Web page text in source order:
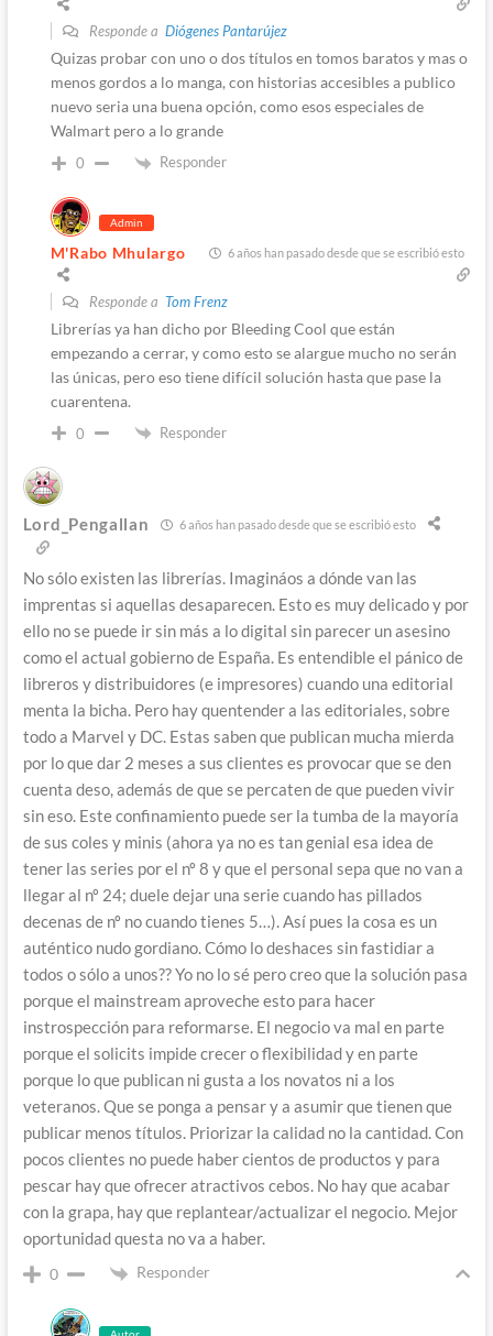
Responde a Diógenes Pantarújez
Quizas probar con uno o dos títulos en tomos baratos y mas o
menos gordos a lo manga, con historias accesibles a publico
nuevo seria una buena opción, como esos especiales de
Walmart pero a lo grande
0 Responder
Admin
M'Rabo Mhulargo 6 años han pasado desde que se escribió esto
Responde a Tom Frenz
Librerías ya han dicho por Bleeding Cool que están
empezando a cerrar, y como esto se alargue mucho no serán
las únicas, pero eso tiene difícil solución hasta que pase la
cuarentena.
0 Responder
Lord_Pengallan 6 años han pasado desde que se escribió esto
No sólo existen las librerías. Imagináos a dónde van las
imprentas si aquellas desaparecen. Esto es muy delicado y por
ello no se puede ir sin más a lo digital sin parecer un asesino
como el actual gobierno de España. Es entendible el pánico de
libreros y distribuidores (e impresores) cuando una editorial
menta la bicha. Pero hay quentender a las editoriales, sobre
todo a Marvel y DC. Estas saben que publican mucha mierda
por lo que dar 2 meses a sus clientes es provocar que se den
cuenta deso, además de que se percaten de que pueden vivir
sin eso. Este confinamiento puede ser la tumba de la mayoría
de sus coles y minis (ahora ya no es tan genial esa idea de
tener las series por el nº 8 y que el personal sepa que no van a
llegar al nº 24; duele dejar una serie cuando has pillados
decenas de nº no cuando tienes 5…). Así pues la cosa es un
auténtico nudo gordiano. Cómo lo deshaces sin fastidiar a
todos o sólo a unos?? Yo no lo sé pero creo que la solución pasa
porque el mainstream aproveche esto para hacer
instrospección para reformarse. El negocio va mal en parte
porque el solicits impide crecer o flexibilidad y en parte
porque lo que publican ni gusta a los novatos ni a los
veteranos. Que se ponga a pensar y a asumir que tienen que
publicar menos títulos. Priorizar la calidad no la cantidad. Con
pocos clientes no puede haber cientos de productos y para
pescar hay que ofrecer atractivos cebos. No hay que acabar
con la grapa, hay que replantear/actualizar el negocio. Mejor
oportunidad questa no va a haber.
0 Responder